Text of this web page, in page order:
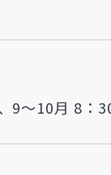
9～10月 8：